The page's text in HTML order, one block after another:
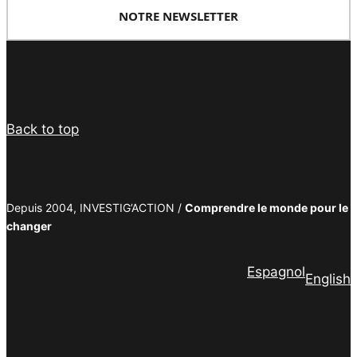
NOTRE NEWSLETTER
Back to top
Depuis 2004, INVESTIG’ACTION / Comprendre le monde pour le
changer
EspagnolEnglish